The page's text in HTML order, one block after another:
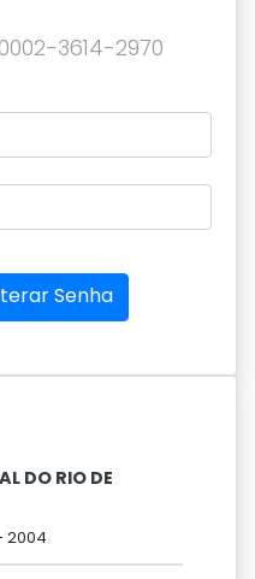
3614-2970
Senha
DO RIO DE
2004